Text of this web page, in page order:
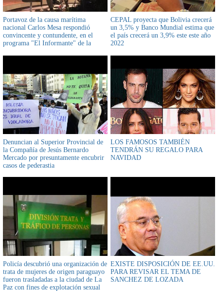
Portavoz de la causa marítima
nacional Carlos Mesa respondió
convincente y contundente, en el
programa "El Informante" de la
CEPAL proyecta que Bolivia crecerá
un 3,5% y Banco Mundial estima que
el país crecerá un 3,9% este este año
2022
Denuncian al Superior Provincial de
la Compañía de Jesús Bernardo
Mercado por presuntamente encubrir
casos de pederastia
LOS FAMOSOS TAMBIÉN
TENDRÁN SU REGALO PARA
NAVIDAD
Policía descubrió una organización de
trata de mujeres de origen paraguayo
fueron trasladadas a la ciudad de La
Paz con fines de explotación sexual
EXISTE DISPOSICIÓN DE EE.UU.
PARA REVISAR EL TEMA DE
SANCHEZ DE LOZADA